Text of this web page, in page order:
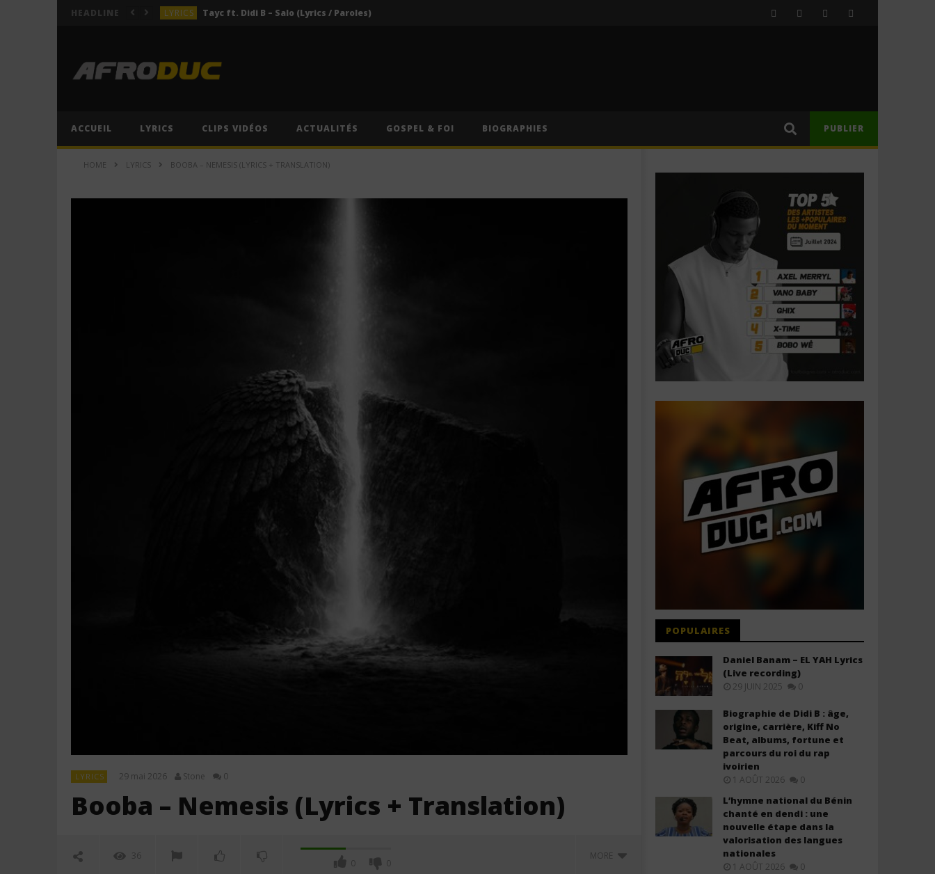
HEADLINE LYRICS Tayc ft. Didi B – Salo (Lyrics / Paroles)
LYRICS
LYRICS Tayc ft. Didi B – Salo (Lyrics / Paroles)
ACCUEIL LYRICS CLIPS VIDÉOS ACTUALITÉS GOSPEL & FOI BIOGRAPHIES PUBLIER
HOME LYRICS BOOBA – NEMESIS (LYRICS + TRANSLATION)
LYRICS 29 mai 2026 Stone 0
Booba – Nemesis (Lyrics + Translation)
36
0 0
MORE
POPULAIRES
Daniel Banam – EL YAH Lyrics
(Live recording)
29 JUIN 2025 0
Biographie de Didi B : âge,
origine, carrière, Kiff No
Beat, albums, fortune et
parcours du roi du rap
ivoirien
1 AOÛT 2026 0
L’hymne national du Bénin
chanté en dendi : une
nouvelle étape dans la
valorisation des langues
nationales
1 AOÛT 2026 0